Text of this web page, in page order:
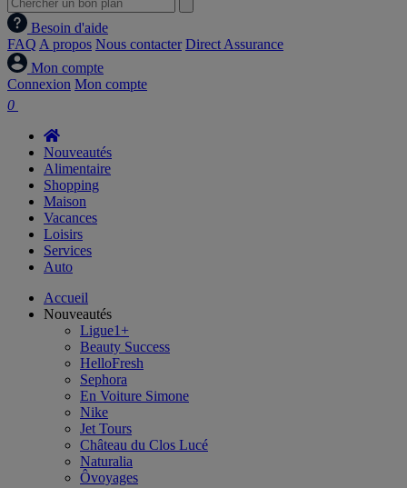
Besoin d'aide
FAQ A propos Nous contacter Direct Assurance
Mon compte
Connexion Mon compte
0
Nouveautés
Alimentaire
Shopping
Maison
Vacances
Loisirs
Services
Auto
Accueil
Nouveautés
Ligue1+
Beauty Success
HelloFresh
Sephora
En Voiture Simone
Nike
Jet Tours
Château du Clos Lucé
Naturalia
Ôvoyages